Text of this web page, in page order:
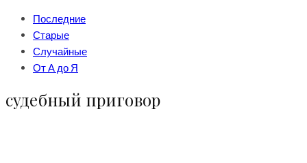
Последние
Старые
Случайные
От А до Я
судебный приговор